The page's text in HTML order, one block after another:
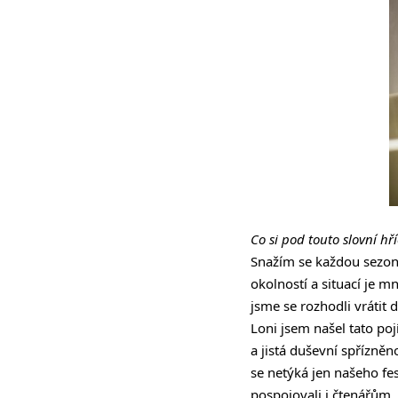
Co si pod touto slovní
Snažím se každou
okolností a situací je
jsme se rozhodli vrátit
Loni jsem našel tato
a jistá duševní
se netýká jen našeho
pospojovali i